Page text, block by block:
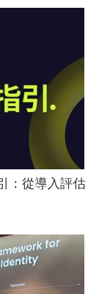
：從導入評估